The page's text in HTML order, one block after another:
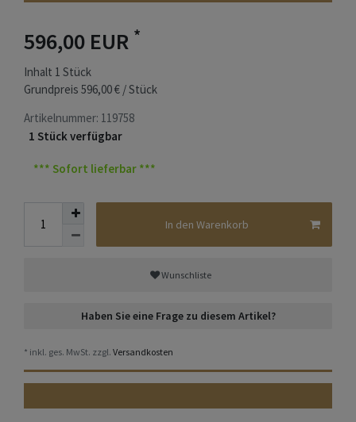
596,00 EUR *
Inhalt 1 Stück
Grundpreis 596,00 € / Stück
Artikelnummer: 119758
1 Stück verfügbar
*** Sofort lieferbar ***
In den Warenkorb
Wunschliste
Haben Sie eine Frage zu diesem Artikel?
* inkl. ges. MwSt. zzgl. Versandkosten